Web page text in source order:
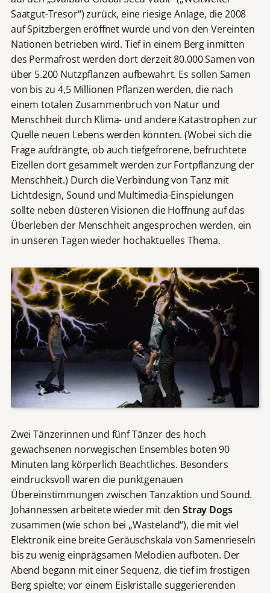
Saatgut-Tresor“) zurück, eine riesige Anlage, die 2008
auf Spitzbergen eröffnet wurde und von den Vereinten
Nationen betrieben wird. Tief in einem Berg inmitten
des Permafrost werden dort derzeit 80.000 Samen von
über 5.200 Nutzpflanzen aufbewahrt. Es sollen Samen
von bis zu 4,5 Millionen Pflanzen werden, die nach
einem totalen Zusammenbruch von Natur und
Menschheit durch Klima- und andere Katastrophen zur
Quelle neuen Lebens werden könnten. (Wobei sich die
Frage aufdrängte, ob auch tiefgefrorene, befruchtete
Eizellen dort gesammelt werden zur Fortpflanzung der
Menschheit.) Durch die Verbindung von Tanz mit
Lichtdesign, Sound und Multimedia-Einspielungen
sollte neben düsteren Visionen die Hoffnung auf das
Überleben der Menschheit angesprochen werden, ein
in unseren Tagen wieder hochaktuelles Thema.
Zwei Tänzerinnen und fünf Tänzer des hoch
gewachsenen norwegischen Ensembles boten 90
Minuten lang körperlich Beachtliches. Besonders
eindrucksvoll waren die punktgenauen
Übereinstimmungen zwischen Tanzaktion und Sound.
Johannessen arbeitete wieder mit den Stray Dogs
zusammen (wie schon bei „Wasteland“), die mit viel
Elektronik eine breite Geräuschskala von Samenrieseln
bis zu wenig einprägsamen Melodien aufboten. Der
Abend begann mit einer Sequenz, die tief im frostigen
Berg spielte; vor einem Eiskristalle suggerierenden